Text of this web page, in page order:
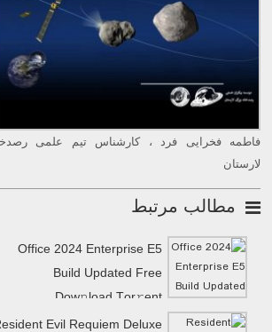
فاطمه فخرایی فرد ، کارشناس تیم علمی
لارستان
مطالب مرتبط
Office 2024 Enterprise E5
Build Updated Frее
Dow𝚗load Tоr𝚛ent
Evil Requiem Deluxe